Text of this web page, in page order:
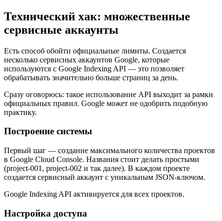
Технический хак: множественные
сервисные аккаунты
Есть способ обойти официальные лимиты. Создается
несколько сервисных аккаунтов Google, которые
используются с Google Indexing API — это позволяет
обрабатывать значительно больше страниц за день.
Сразу оговорюсь: такое использование API выходит за рамки
официальных правил. Google может не одобрить подобную
практику.
Построение системы
Первый шаг — создание максимального количества проектов
в Google Cloud Console. Названия стоит делать простыми
(project-001, project-002 и так далее). В каждом проекте
создается сервисный аккаунт с уникальным JSON-ключом.
Google Indexing API активируется для всех проектов.
Настройка доступа